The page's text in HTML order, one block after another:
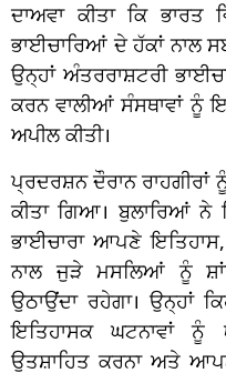
ਦਾਅਵਾ ਕੀਤਾ ਕਿ
ਭਾਈਚਾਰਿਆਂ ਦੇ ਹੱਕਾਂ ਨਾਲ
ਉਨ੍ਹਾਂ ਅੰਤਰਰਾਸ਼ਟਰੀ
ਕਰਨ ਵਾਲੀਆਂ ਸੰਸਥਾਵਾਂ ਨੂੰ
ਅਪੀਲ ਕੀਤੀ।
ਪ੍ਰਦਰਸ਼ਨ ਦੌਰਾਨ
ਕੀਤਾ ਗਿਆ। ਬੁਲਾਰਿਆਂ ਨੇ
ਭਾਈਚਾਰਾ ਆਪਣੇ
ਨਾਲ ਜੁੜੇ ਮਸਲਿਆਂ ਨੂੰ
ਉਠਾਉਂਦਾ ਰਹੇਗਾ। ਉਨ੍ਹਾਂ
ਇਤਿਹਾਸਕ ਘਟਨਾਵਾਂ ਨੂੰ
ਉਤਸ਼ਾਹਿਤ ਕਰਨਾ ਅਤੇ